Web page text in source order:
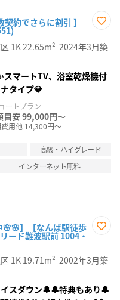
約でさらに割引 】
に入
り登
1K22.65m² 2024年3月築
スマートTV、浴室乾燥機付
タイプ💎
ートプラン
目安 99,000円～
用他 14,300円～
高級・ハイグレード
インターネット無料
🌸🌸】【なんば駅徒歩
ード難波駅前 1004・
り登
録
1K 19.71m² 2002年3月築
イスダウン🔔🔔特典もあり🔔